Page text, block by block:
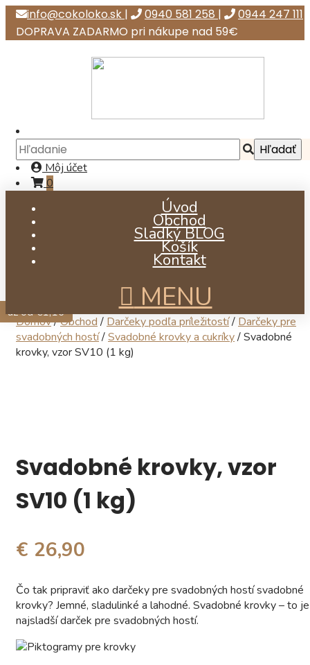
info@cokoloko.sk | 0940 581 258 |
0944 247 111
DOPRAVA ZADARMO pri nákupe nad 59€
Môj účet
0
Úvod
Obchod
Sladký BLOG
Košík
Kontakt
MENU
Domov/Obchod / Darčeky podľa príležitostí/ Darčeky pre
svadobných hostí/Svadobné krovky a cukríky/ Svadobné
krovky, vzor SV10 (1 kg)
Svadobné krovky, vzor
SV10 (1 kg)
€ 26,90
Čo tak pripraviť ako darčeky pre svadobných hostí svadobné
krovky? Jemné, sladulinké a lahodné. Svadobné krovky – to je
najsladší darček pre svadobných hostí.
už od €1,16